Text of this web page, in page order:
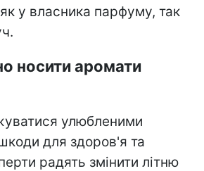
у власника парфуму, так
носити аромати
улюбленими
для здоров'я та
радять змінити літню